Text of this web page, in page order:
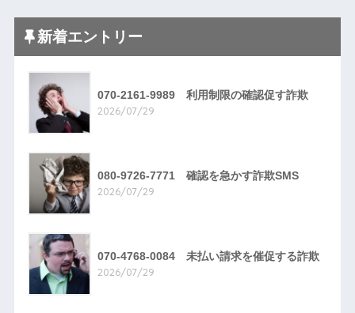
新着エントリー
070-2161-9989 利用制限の確認促す詐欺
2026/07/29
080-9726-7771 確認を急かす詐欺SMS
2026/07/29
070-4768-0084 未払い請求を催促する詐欺
2026/07/29